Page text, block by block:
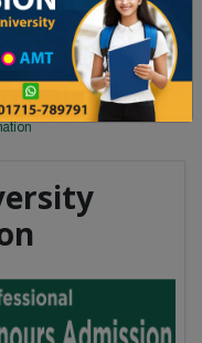
প্রফেশনাল অনার্স
ঢাকা বিশ্ববিদ্যালয় ২০২৫-২৬
Category
High School List